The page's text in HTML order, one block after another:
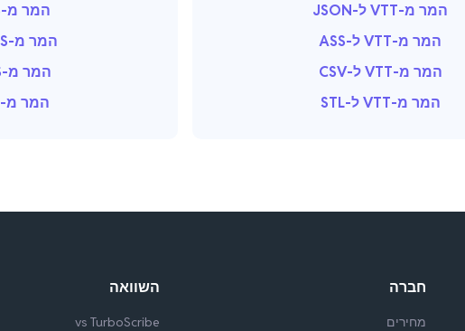
המר מ-VTT ל-JSON
המר מ-VTT ל-ASS
המר מ-VTT ל-CSV
המר מ-VTT ל-STL
המר מ-ASS ל-LRC
המר מ-ASS ל-JSON
המר מ-ASS ל-CSV
המר מ-ASS ל-STL
חברה
מחירים
השוואה
vs TurboScribe